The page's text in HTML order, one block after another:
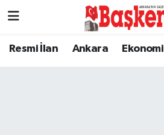
Resmi İlan Ankara Ekonomi